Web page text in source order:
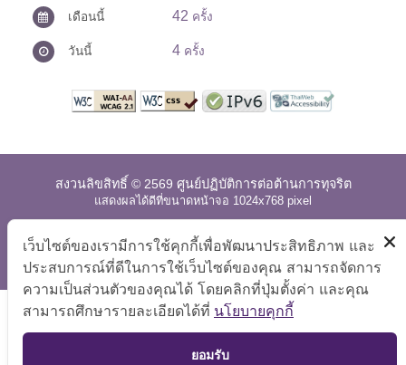
เดือนนี้ 42 ครั้ง
วันนี้ 4 ครั้ง
สงวนลิขสิทธิ์ © 2569 ศูนย์ปฏิบัติการต่อต้านการทุจริต
แสดงผลได้ดีที่ขนาดหน้าจอ 1024x768 pixel
แผนผังเว็บไซต์ คำถามที่พบบ่อย นโยบายเว็บไซต์
|
การปฏิเสธความรับผิด
TOP
เว็บไซต์ของเรามีการใช้คุกกี้เพื่อพัฒนาประสิทธิภาพ และ
ประสบการณ์ที่ดีในการใช้เว็บไซต์ของคุณ สามารถจัดการ
ความเป็นส่วนตัวของคุณได้ โดยคลิกที่ปุ่มตั้งค่า และคุณ
สามารถศึกษารายละเอียดได้ที่ นโยบายคุกกี้
ยอมรับ